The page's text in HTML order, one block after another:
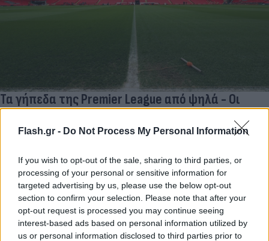
Flash.gr - Do Not Process My Personal Information
If you wish to opt-out of the sale, sharing to third parties, or
processing of your personal or sensitive information for
targeted advertising by us, please use the below opt-out
section to confirm your selection. Please note that after your
opt-out request is processed you may continue seeing
interest-based ads based on personal information utilized by
us or personal information disclosed to third parties prior to
Τα γήπεδα της Premier League από ψηλά - Οι
εντυπωσιακές λεπτομέρειες που δεν είχες
παρατηρήσει
Premier League από ψηλά, ανακαλύπτοντας στοιχεία που
δύσκολα εντοπίζονται.
15.04.2026 20:30
Δημήτρης